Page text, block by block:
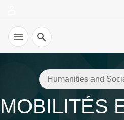
Search
Humanities and
MOBILITÉS